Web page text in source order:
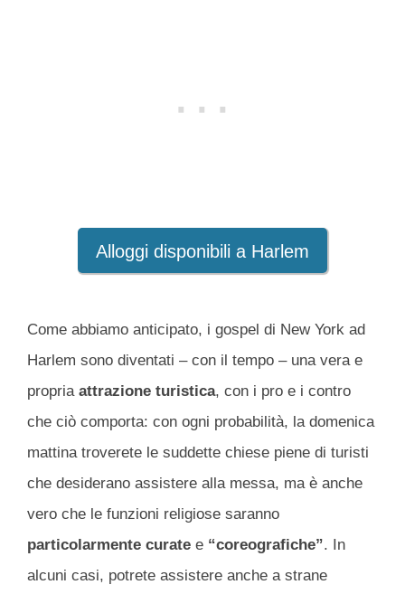
Alloggi disponibili a Harlem
Come abbiamo anticipato, i gospel di New York ad
Harlem sono diventati – con il tempo – una vera e
propria attrazione turistica, con i pro e i contro
che ciò comporta: con ogni probabilità, la domenica
mattina troverete le suddette chiese piene di turisti
che desiderano assistere alla messa, ma è anche
vero che le funzioni religiose saranno
particolarmente curate e “coreografiche”. In
alcuni casi, potrete assistere anche a strane